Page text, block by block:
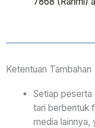
Ketentuan Tambahan
Setiap peserta
tari berbentuk
media lainnya,